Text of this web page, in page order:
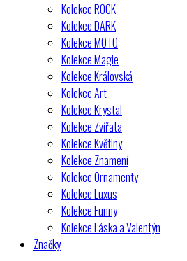
Kolekce ROCK
Kolekce DARK
Kolekce MOTO
Kolekce Magie
Kolekce Královská
Kolekce Art
Kolekce Krystal
Kolekce Zvířata
Kolekce Květiny
Kolekce Znamení
Kolekce Ornamenty
Kolekce Luxus
Kolekce Funny
Kolekce Láska a Valentýn
Značky